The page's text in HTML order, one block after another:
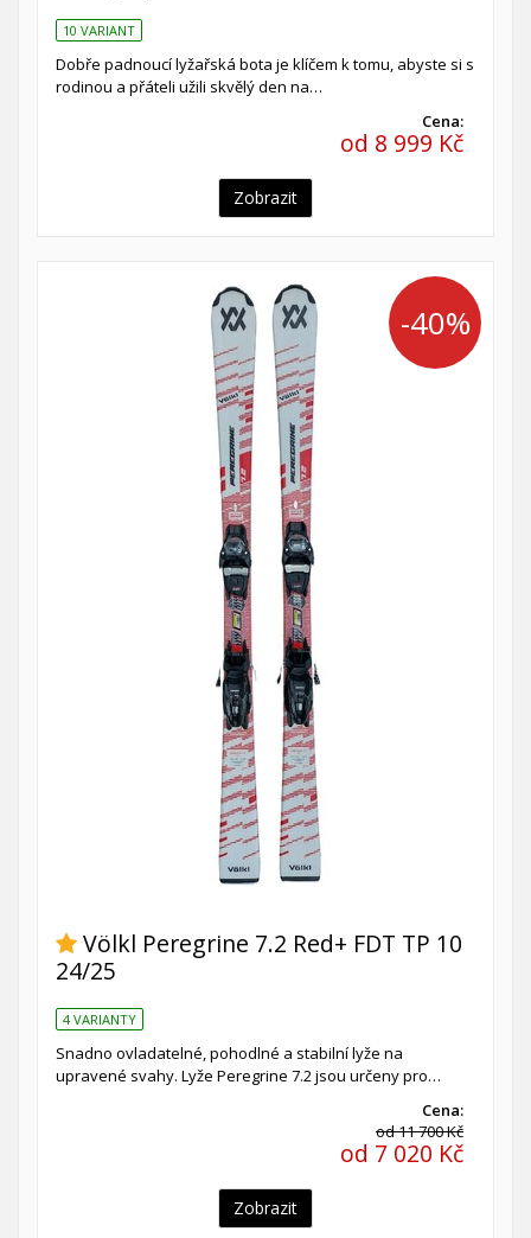
10 VARIANT
Dobře padnoucí lyžařská bota je klíčem k tomu, abyste si s
rodinou a přáteli užili skvělý den na…
Cena:
od 8 999 Kč
Zobrazit
-40%
Völkl Peregrine 7.2 Red+ FDT TP 10
24/25
4 VARIANTY
Snadno ovladatelné, pohodlné a stabilní lyže na
upravené svahy. Lyže Peregrine 7.2 jsou určeny pro…
Cena:
od 11 700 Kč
od 7 020 Kč
Zobrazit